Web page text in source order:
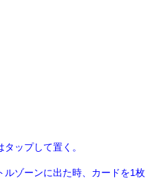
ップして置く。
ルゾーンに出た時、カードを1枚